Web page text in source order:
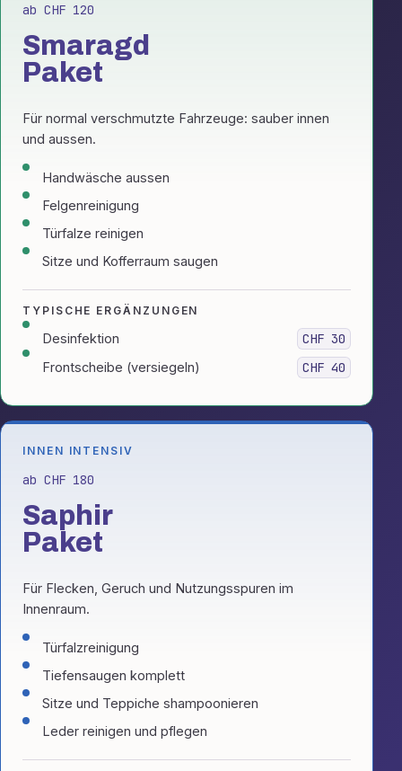
ab CHF 120
Smaragd
Paket
Für normal verschmutzte Fahrzeuge: sauber innen
und aussen.
Handwäsche aussen
Felgenreinigung
Türfalze reinigen
Sitze und Kofferraum saugen
TYPISCHE ERGÄNZUNGEN
Desinfektion CHF 30
Frontscheibe (versiegeln) CHF 40
INNEN INTENSIV
ab CHF 180
Saphir
Paket
Für Flecken, Geruch und Nutzungsspuren im
Innenraum.
Türfalzreinigung
Tiefensaugen komplett
Sitze und Teppiche shampoonieren
Leder reinigen und pflegen